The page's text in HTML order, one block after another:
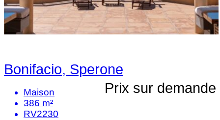
Bonifacio, Sperone
Prix sur demande
Maison
386 m²
RV2230